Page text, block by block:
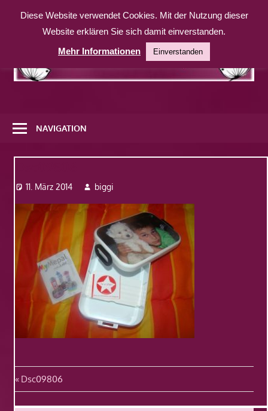
Inhalt
weitere
Website
NAVIGATION
11. März 2014 biggi
Beitragsnavigation
Vorheriger
Beitrag:
Dsc09806
Diese Website verwendet Cookies. Mit der Nutzung dieser
Website erklären Sie sich damit einverstanden.
Mehr Informationen
Einverstanden